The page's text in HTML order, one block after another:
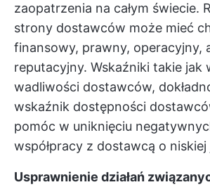
zaopatrzenia na całym świecie.
strony dostawców może mieć
finansowy, prawny, operacyjny,
reputacyjny. Wskaźniki takie jak
wadliwości dostawców,
wskaźnik dostępności
pomóc w uniknięciu
współpracy z dostawcą o niskiej
Usprawnienie działań